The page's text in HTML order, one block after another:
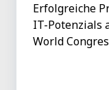
Erfolgreiche
IT-Potenzials
World